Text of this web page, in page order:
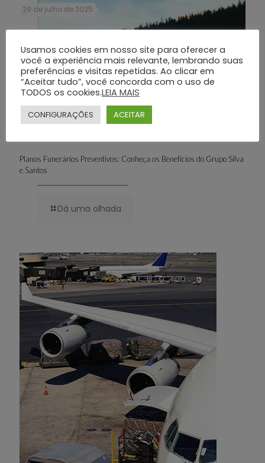
29 de julho de 2025
Planos Funerários Preventivos: Conheça os Benefícios do Grupo Silva
e Santos
Dá uma olhada
Usamos cookies em nosso site para oferecer a
você a experiência mais relevante, lembrando suas
preferências e visitas repetidas. Ao clicar em
“Aceitar tudo”, você concorda com o uso de
TODOS os cookies.LEIA MAIS
CONFIGURAÇÕES ACEITAR